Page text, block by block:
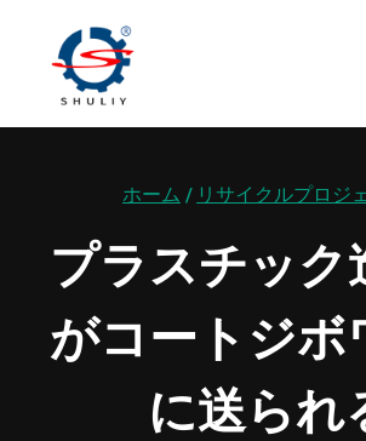
ス
ホーム / リサイクルプロジ
プラスチック
がコートジボ
に送られ